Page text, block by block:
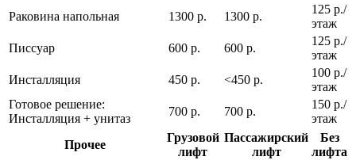
Раковина напольная
1300 р. 1300 р.
125 р./
этаж
Писсуар
600 р. 600 р.
125 р./
этаж
Инсталляция
450 р. <450 р.
100 р./
этаж
Готовое решение:
Инсталляция + унитаз
700 р. 700 р.
150 р./
этаж
Прочее
Грузовой
лифт
Пассажирский
лифт
Без
лифта